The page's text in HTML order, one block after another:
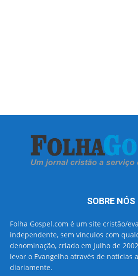
SOBRE NÓS
Folha Gospel.com é um site cristão/
independente, sem vínculos com
denominação, criado em julho de
levar o Evangelho através de notícias
diariamente.